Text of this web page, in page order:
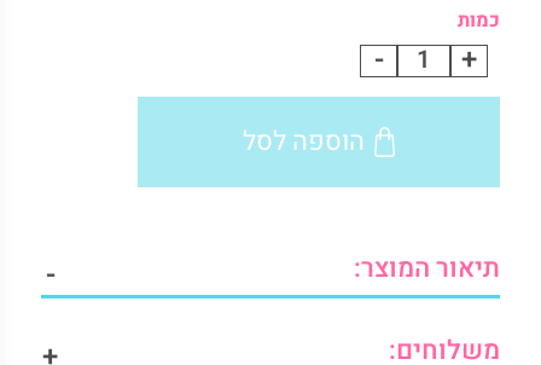
כמות
מארז
גרבי
+
-
הוספה לסל
תיאור המוצר: -
משלוחים: